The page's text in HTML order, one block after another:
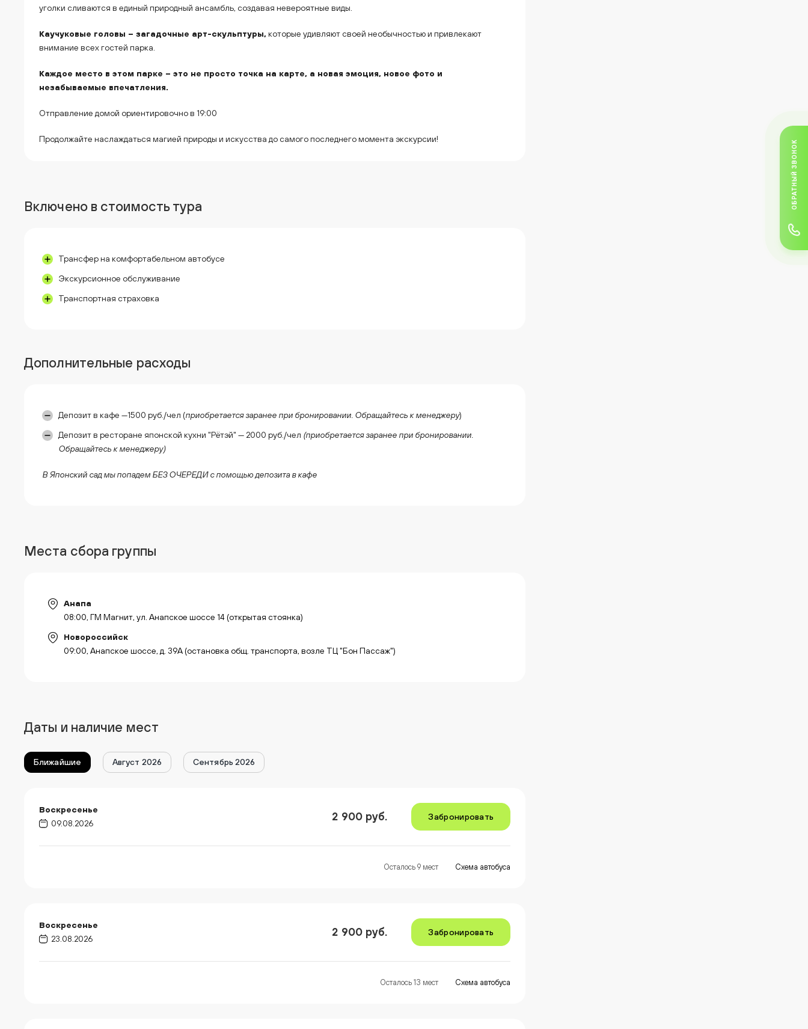
уголки сливаются в единый природный ансамбль, создавая невероятные виды.
Каучуковые головы – загадочные арт-скульптуры, которые удивляют своей необычностью и привлекают
внимание всех гостей парка.
Каждое место в этом парке – это не просто точка на карте, а новая эмоция, новое фото и
незабываемые впечатления.
Отправление домой ориентировочно в 19:00
Продолжайте наслаждаться магией природы и искусства до самого последнего момента экскурсии!
Включено в стоимость тура
Трансфер на комфортабельном автобусе
Экскурсионное обслуживание
Транспортная страховка
Дополнительные расходы
Депозит в кафе —1500 руб./чел (приобретается заранее при бронировании. Обращайтесь к менеджеру)
Депозит в ресторане японской кухни "Рётэй" — 2000 руб./чел (приобретается заранее при бронировании.
Обращайтесь к менеджеру)
В Японский сад мы попадем БЕЗ ОЧЕРЕДИ с помощью депозита в кафе
Места сбора группы
Анапа
08:00, ГМ Магнит, ул. Анапское шоссе 14 (открытая стоянка)
Новороссийск
09:00, Анапское шоссе, д. 39А (остановка общ. транспорта, возле ТЦ "Бон Пассаж")
Даты и наличие мест
Ближайшие Август 2026 Сентябрь 2026
Воскресенье
09.08.2026
2 900 руб. Забронировать
Осталось 9 мест Схема автобуса
Воскресенье
23.08.2026
2 900 руб. Забронировать
Осталось 13 мест Схема автобуса
ОБРАТНЫЙ ЗВОНОК